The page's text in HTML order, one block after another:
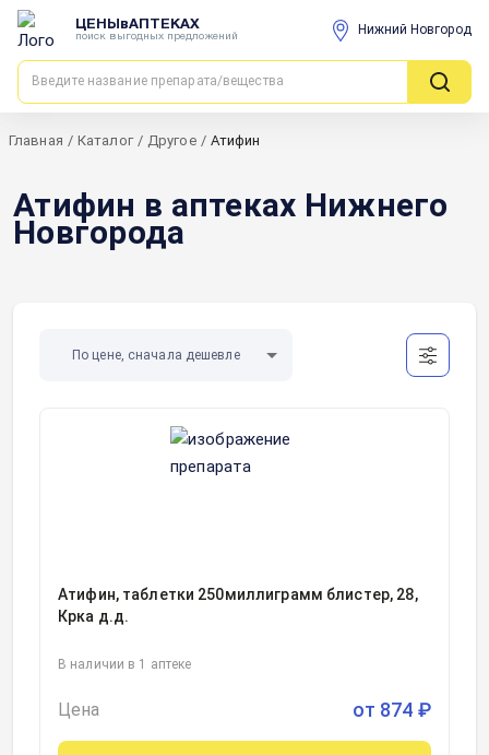
ЦЕНЫвАПТЕКАХ
поиск выгодных предложений Нижний Новгород
Главная / Каталог / Другое / Атифин
Атифин в аптеках Нижнего
Новгорода
По цене, сначала дешевле
Атифин, таблетки 250миллиграмм блистер, 28,
Крка д.д.
В наличии в 1 аптеке
Цена от 874 ₽